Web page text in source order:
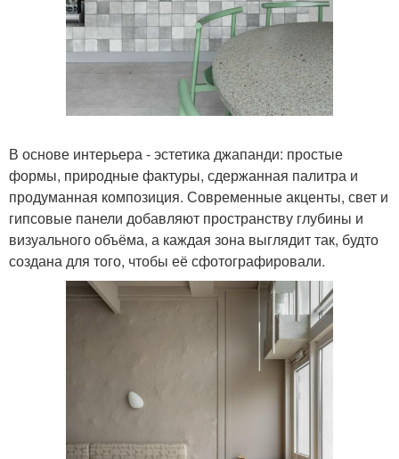
В основе интерьера - эстетика джапанди: простые
формы, природные фактуры, сдержанная палитра и
продуманная композиция. Современные акценты, свет и
гипсовые панели добавляют пространству глубины и
визуального объёма, а каждая зона выглядит так, будто
создана для того, чтобы её сфотографировали.